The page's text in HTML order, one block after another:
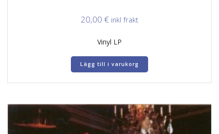
20,00 € inkl frakt
Vinyl LP
Lägg till i varukorg